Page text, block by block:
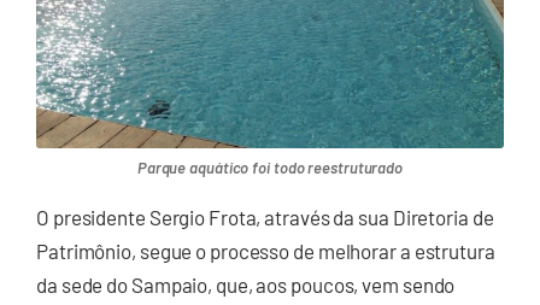
Parque aquático foi todo reestruturado
O presidente Sergio Frota, através da sua Diretoria de
Patrimônio, segue o processo de melhorar a estrutura
da sede do Sampaio, que, aos poucos, vem sendo